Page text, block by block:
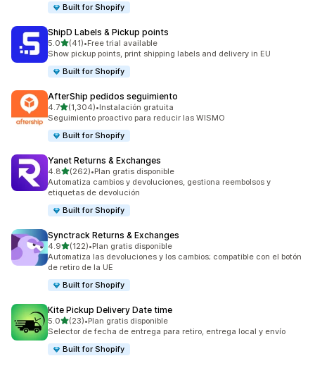
Built for Shopify
ShipD Labels & Pickup points
5.0de 5 estrellas
(41)
41 reseñas en total
•Free trial available
Show pickup points, print shipping labels and delivery in EU
Built for Shopify
AfterShip pedidos seguimiento
4.7de 5 estrellas
(1,304)
1304 reseñas en total
•Instalación gratuita
Seguimiento proactivo para reducir las WISMO
Built for Shopify
Yanet Returns & Exchanges
4.8de 5 estrellas
(262)
262 reseñas en total
•Plan gratis disponible
Automatiza cambios y devoluciones, gestiona reembolsos y
etiquetas de devolución
Built for Shopify
Synctrack Returns & Exchanges
4.9de 5 estrellas
(122)
122 reseñas en total
•Plan gratis disponible
Automatiza las devoluciones y los cambios; compatible con el botón
de retiro de la UE
Built for Shopify
Kite Pickup Delivery Date time
5.0de 5 estrellas
(23)
23 reseñas en total
•Plan gratis disponible
Selector de fecha de entrega para retiro, entrega local y envío
Built for Shopify